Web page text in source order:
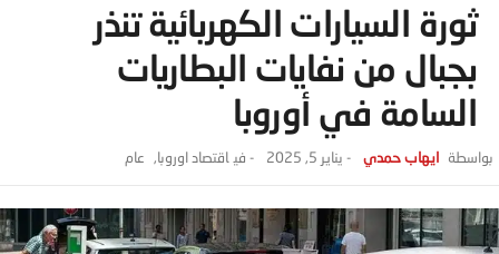
ثورة السيارات الكهربائية تنذر
بجبال من نفايات البطاريات
السامة في أوروبا
ايهاب حمدي - يناير 5, 2025 - ‎في اقتصاد اوروبا, عام